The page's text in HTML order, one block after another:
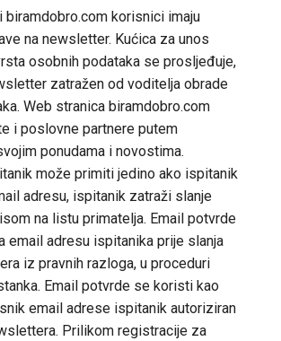
biramdobro.com korisnici imaju
na newsletter. Kućica za unos
osobnih podataka se prosljeđuje,
zatražen od voditelja obrade
Web stranica biramdobro.com
i poslovne partnere putem
ponudama i novostima.
može primiti jedino ako ispitanik
adresu, ispitanik zatraži slanje
na listu primatelja. Email potvrde
email adresu ispitanika prije slanja
iz pravnih razloga, u proceduri
Email potvrde se koristi kao
email adrese ispitanik autoriziran
Prilikom registracije za